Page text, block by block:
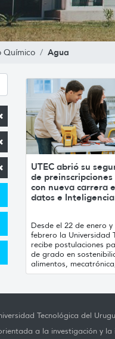
Químico Agua
UTEC abrió su
de
con nueva carrera
datos e
Desde el 22 de enero
febrero la Universidad
recibe postulaciones
de grado en
alimentos,
Tecnológica del
a la investigación y